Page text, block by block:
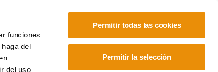
funciones
del
del uso
Permitir todas las cookies
Permitir la selección